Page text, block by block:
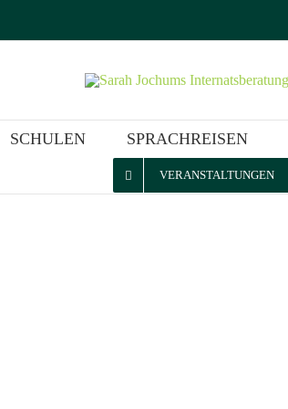
SCHULEN SPRACHREISEN
VERANSTALTUNGEN